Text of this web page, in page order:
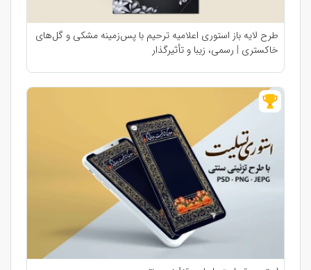
طرح لایه باز استوری اعلامیه ترحیم با پس‌زمینه مشکی و گل‌های
خاکستری | رسمی، زیبا و تأثیرگذار